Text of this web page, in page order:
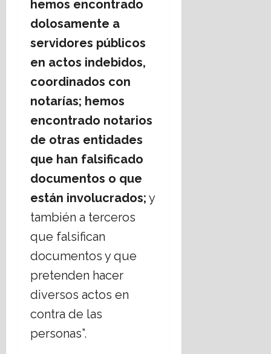
hemos encontrado
dolosamente a
servidores públicos
en actos indebidos,
coordinados con
notarías; hemos
encontrado notarios
de otras entidades
que han falsificado
documentos o que
están involucrados; y
también a terceros
que falsifican
documentos y que
pretenden hacer
diversos actos en
contra de las
personas”.